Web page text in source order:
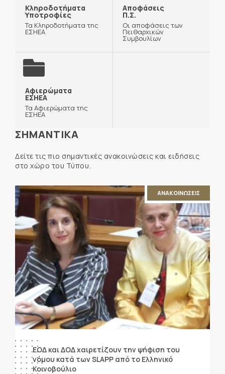
Κληροδοτήματα
Υποτροφίες
Τα Κληροδοτήματα της
ΕΣΗΕΑ
Αποφάσεις
Π.Σ.
Οι αποφάσεις των
Πειθαρχικών
Συμβουλίων
Αφιερώματα
ΕΣΗΕΑ
Τα Αφιερώματα της
ΕΣΗΕΑ
ΣΗΜΑΝΤΙΚΑ
Δείτε τις πιο σημαντικές ανακοινώσεις και ειδήσεις
στο χώρο του Τύπου.
ΑΝΑΚΟΙΝΩΣΕΙΣ
ΕΟΔ και ΔΟΔ χαιρετίζουν την ψήφιση του
νόμου κατά των SLAPP από το Ελληνικό
Κοινοβούλιο